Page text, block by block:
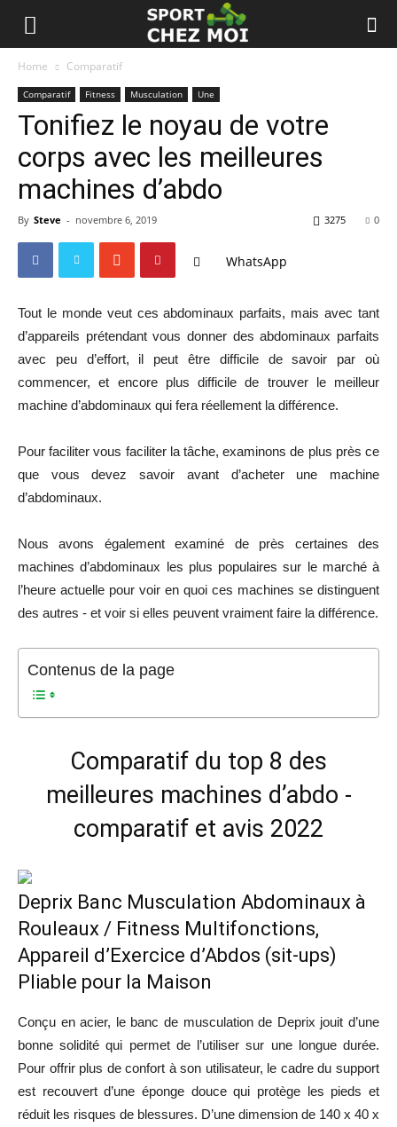
Home Comparatif
Comparatif Fitness Musculation Une
Tonifiez le noyau de votre
corps avec les meilleures
machines d’abdo
By Steve - novembre 6, 2019 0
3275
WhatsApp
Tout le monde veut ces abdominaux parfaits, mais avec tant
d’appareils prétendant vous donner des abdominaux parfaits
avec peu d’effort, il peut être difficile de savoir par où
commencer, et encore plus difficile de trouver le meilleur
machine d’abdominaux qui fera réellement la différence.
Pour faciliter vous faciliter la tâche, examinons de plus près ce
que vous devez savoir avant d’acheter une machine
d’abdominaux.
Nous avons également examiné de près certaines des
machines d’abdominaux les plus populaires sur le marché à
l’heure actuelle pour voir en quoi ces machines se distinguent
des autres - et voir si elles peuvent vraiment faire la différence.
Contenus de la page
Comparatif du top 8 des
meilleures machines d’abdo -
comparatif et avis 2022
Deprix Banc Musculation Abdominaux à
Rouleaux / Fitness Multifonctions,
Appareil d’Exercice d’Abdos (sit-ups)
Pliable pour la Maison
Conçu en acier, le banc de musculation de Deprix jouit d’une
bonne solidité qui permet de l’utiliser sur une longue durée.
Pour offrir plus de confort à son utilisateur, le cadre du support
est recouvert d’une éponge douce qui protège les pieds et
réduit les risques de blessures. D’une dimension de 140 x 40 x